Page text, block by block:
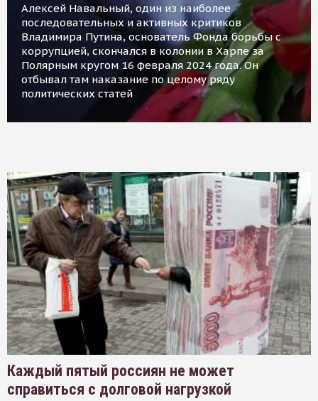
Алексей Навальный, один из наиболее
последовательных и активных критиков
Владимира Путина, основатель Фонда борьбы с
коррупцией, скончался в колонии в Харпе за
Полярным кругом 16 февраля 2024 года. Он
отбывал там наказание по целому ряду
политических статей
Каждый пятый россиян не может
справиться с долговой нагрузкой